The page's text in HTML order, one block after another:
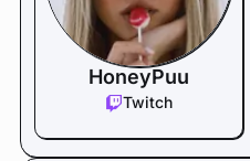
HoneyPuu
Twitch